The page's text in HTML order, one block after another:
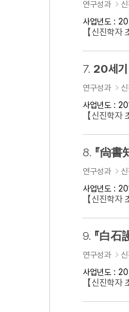
연구성과
사업년도 :
【신진학
7. 20세기
연구성과
사업년도 :
【신진학
8. 『尙書
연구성과
사업년도 :
【신진학
9. 『白石
연구성과
사업년도 :
【신진학